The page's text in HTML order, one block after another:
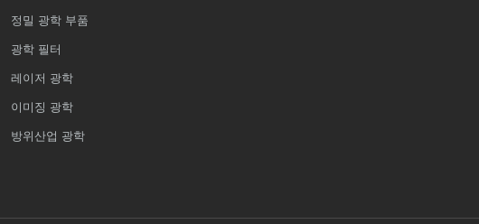
정밀 광학 부품
광학 필터
레이저 광학
이미징 광학
방위산업 광학